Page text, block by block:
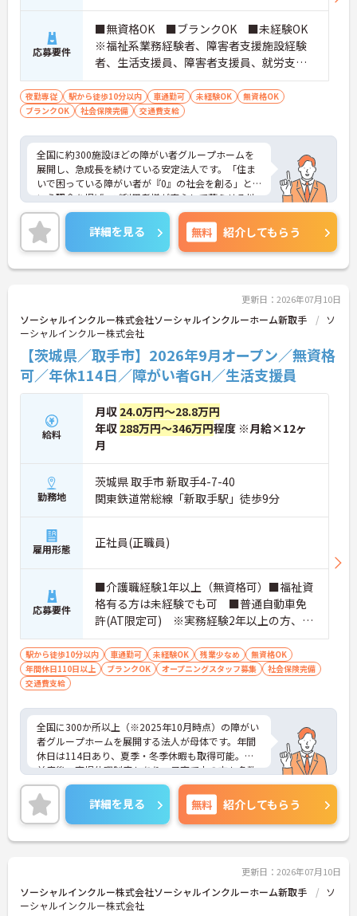
応募要件
■無資格OK ■ブランクOK ■未経験OK
※福祉系業務経験者、障害者支援施設経験
者、生活支援員、障害者支援員、就労支援
員、生活相談員等の経験歓迎
夜勤専従 駅から徒歩10分以内 車通勤可 未経験OK
無資格OK
ブランクOK
社会保険完備 交通費支給
全国に約300施設ほどの障がい者グループホームを
展開し、急成長を続けている安定法人です。「住ま
いで困っている障がい者が『0』の社会を創る」と
いう理念を掲げ、ご利用者様が安心して暮らせる地
域社会の実現を目指しています。日中サービス支援
型のホームとして、ご利用者様一人ひとりを尊重し
た温かい支援を提供しています。グループホーム専
用に設計された新築物件を中心に運営しており、清
潔で快適な環境が整っています。入社時の研修をは
厚い教育体制を整えています。これまで培ってこら
れた福祉業界でのご経験や有資格者としての専門性
を存分に活かせる環境です。将来的に正社員を目指
すことができる登用制度や、外部研修の受講支援な
どもご用意しています。お食事の準備におきまして
も、レシピや食材の宅配サービスを利用することで
現場の負担を軽減しています。夜間も複数名体制を
確保しているため、安心して長くご活躍いただけま
す。
【柔軟な働き方が実現できる環境が整っています】
・残業がほとんど発生しないため、プライベートの
時間やWワークとの両立がしやすい環境です【現場
・お食事の準備には食材の宅配サービスを利用して
おり、献立やレシピが決まっているため安心してお
仕事に取り組んでいただけます
・夜間も複数名のスタッフが常駐する人員体制を確
保しており、夜間の見守りや巡回業務も心強い環境
です
【充実した待遇で長期的なご就業を後押ししていま
・駐車場を完備しているためマイカーでのご通勤も
可能です
・超過勤務や深夜割増などの手当は1分単位で正確
に支給しており、パートの方も年2回の昇給の機会
詳細を見る 無料 紹介してもらう
更新日：2026年07月10日
ソーシャルインクルー株式会社ソーシャルインクルーホーム新取手
ソ
ーシャルインクルー株式会社
【茨城県／取手市】2026年9月オープン／無資格
可／年休114日／障がい者GH／生活支援員
給料
月収 24.0万円～28.8万円
年収 288万円～346万円程度 ※月給×12ヶ
月
勤務地
茨城県 取手市 新取手4-7-40
関東鉄道常総線「新取手駅」徒歩9分
雇用形態 正社員(正職員)
応募要件
■介護職経験1年以上（無資格可）■福祉資
格有る方は未経験でも可 ■普通自動車免
許(AT限定可) ※実務経験2年以上の方、障
がい者福祉に関する経験をお持ちの方大歓
迎
駅から徒歩10分以内 車通勤可 未経験OK 残業少なめ
無資格OK
年間休日110日以上
ブランクOK オープニングスタッフ募集
社会保険完備
交通費支給
全国に300か所以上（※2025年10月時点）の障がい
者グループホームを展開する法人が母体です。年間
休日は114日あり、夏季・冬季休暇も取得可能。産
前産後・育児休暇制度もあり、子育て中の方も多数
活躍中で、ワークライフバランスを大切にしながら
働ける環境が整っています。研修制度や外部勉強会
の受講支援もあり、スキルアップもしっかりサポー
ト。将来的には管理者やエリアマネージャーへのキ
ャリアアップも目指せます。20代から60代まで幅広
の職場です。介護経験を活かしたい方、福祉の資格
をお持ちの方、安定した法人でキャリアを築きたい
方におすすめです。
詳細を見る 無料 紹介してもらう
更新日：2026年07月10日
ソーシャルインクルー株式会社ソーシャルインクルーホーム新取手
ソ
ーシャルインクルー株式会社